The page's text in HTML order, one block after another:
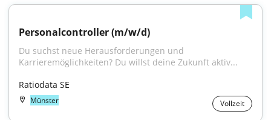
Personalcontroller (m/w/d)
Du suchst neue Herausforderungen und
Karrieremöglichkeiten? Du willst deine Zukunft aktiv...
Ratiodata SE
Münster Vollzeit